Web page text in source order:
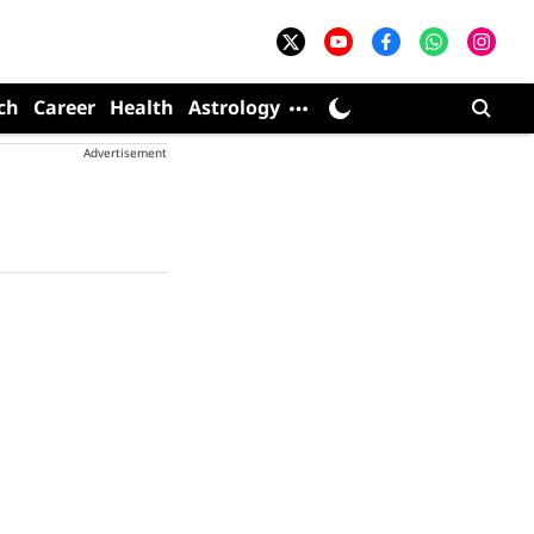
Career Health Astrology
Advertisement